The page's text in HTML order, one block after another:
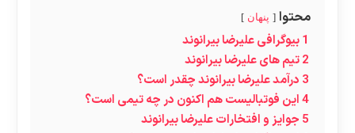
محتوا پنهان
1بیوگرافی علیرضا بیرانوند
2تیم های علیرضا بیرانوند
3 درآمد علیرضا بیرانوند چقدر است؟
4این فوتبالیست هم اکنون در چه تیمی است؟
5 جوایز و افتخارات علیرضا بیرانوند